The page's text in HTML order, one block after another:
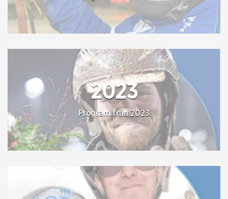
2023
Program från 2023